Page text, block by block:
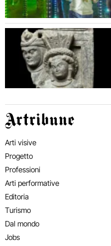
Artribune
Arti visive
Progetto
Professioni
Arti performative
Editoria
Turismo
Dal mondo
Jobs